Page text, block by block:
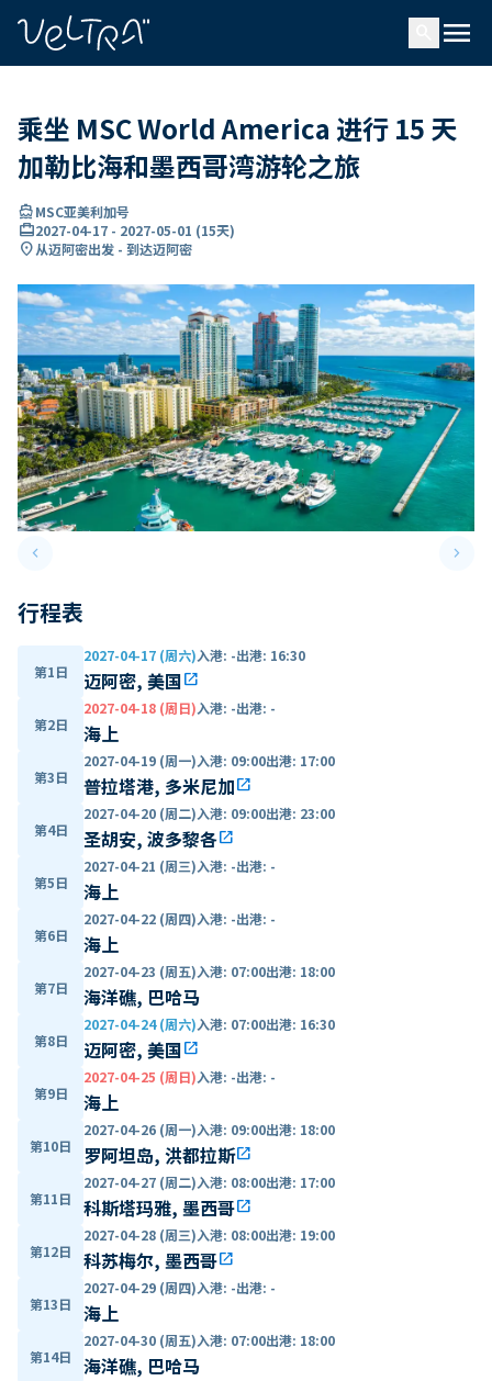
menu
乘坐 MSC World America 进行 15 天
加勒比海和墨西哥湾游轮之旅
directions_boatMSC亚美利加号
card_travel2027-04-17 - 2027-05-01 (15天)
location_on从迈阿密出发 - 到达迈阿密
keyboard_arrow_leftPrevious slide keyboard_arrow_right
行程表
第1日
2027-04-17 (周六)入港: -出港: 16:30
迈阿密, 美国open_in_new
第2日
2027-04-18 (周日)入港: -出港: -
海上
第3日
2027-04-19 (周一)入港: 09:00出港: 17:00
普拉塔港, 多米尼加open_in_new
第4日
2027-04-20 (周二)入港: 09:00出港: 23:00
圣胡安, 波多黎各open_in_new
第5日
2027-04-21 (周三)入港: -出港: -
海上
第6日
2027-04-22 (周四)入港: -出港: -
海上
第7日
2027-04-23 (周五)入港: 07:00出港: 18:00
海洋礁, 巴哈马
第8日
2027-04-24 (周六)入港: 07:00出港: 16:30
迈阿密, 美国open_in_new
第9日
2027-04-25 (周日)入港: -出港: -
海上
第10日
2027-04-26 (周一)入港: 09:00出港: 18:00
罗阿坦岛, 洪都拉斯open_in_new
第11日
2027-04-27 (周二)入港: 08:00出港: 17:00
科斯塔玛雅, 墨西哥open_in_new
第12日
2027-04-28 (周三)入港: 08:00出港: 19:00
科苏梅尔, 墨西哥open_in_new
第13日
2027-04-29 (周四)入港: -出港: -
海上
第14日
2027-04-30 (周五)入港: 07:00出港: 18:00
海洋礁, 巴哈马